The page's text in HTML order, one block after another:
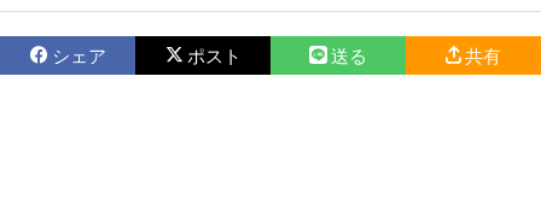
シェア ポスト 送る 共有